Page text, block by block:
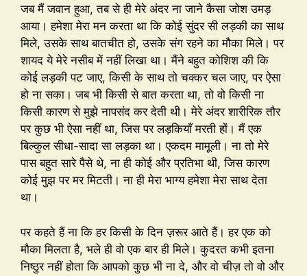
जब मैं जवान हुआ, तब से ही मेरे अंदर ना जाने कैसा जोश उमड़
आया। हमेशा मेरा मन करता था कि कोई सुंदर सी लड़की का साथ
मिले, उसके साथ बातचीत हो, उसके संग रहने का मौका मिले। पर
शायद ये मेरे नसीब में नहीं लिखा था। मैंने बहुत कोशिश की कि
कोई लड़की पट जाए, किसी के साथ तो चक्कर चल जाए, पर ऐसा
हो ना सका। जब भी किसी से बात करता था, तो वो किसी ना
किसी कारण से मुझे नापसंद कर देती थी। मेरे अंदर शारीरिक तौर
पर कुछ भी ऐसा नहीं था, जिस पर लड़कियाँ मरती हों। मैं एक
बिल्कुल सीधा-सादा सा लड़का था। एकदम मामूली। ना तो मेरे
पास बहुत सारे पैसे थे, ना ही कोई और प्रतिभा थी, जिस कारण
कोई मुझ पर मर मिटती। ना ही मेरा भाग्य हमेशा मेरा साथ देता
था।
पर कहते हैं ना कि हर किसी के दिन ज़रूर आते हैं। हर एक को
मौका मिलता है, भले ही वो एक बार ही मिले। कुदरत कभी इतना
निष्ठुर नहीं होता कि आपको कुछ भी ना दे, और वो चीज़ तो वो और